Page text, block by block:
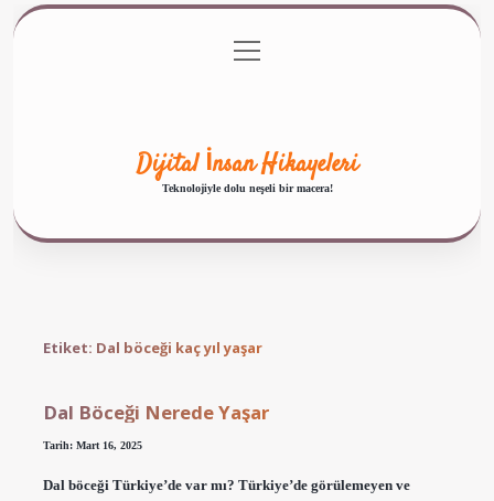
Gizlilik Politikası
menüyü
aç
Dijital İnsan Hikayeleri
Teknolojiyle dolu neşeli bir macera!
Etiket: Dal böceği kaç yıl yaşar
Dal Böceği Nerede Yaşar
Tarih: Mart 16, 2025
Dal böceği Türkiye’de var mı? Türkiye’de görülemeyen ve